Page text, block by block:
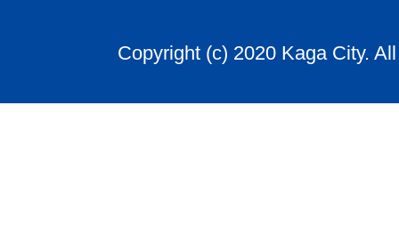
Copyright (c) 2020 Kaga City.